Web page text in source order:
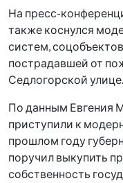
На пресс-
также коснулся
систем,
пострадавшей от
Седлогорской улице.
По данным Евгения
приступили к
прошлом году
поручил выкупить
собственность